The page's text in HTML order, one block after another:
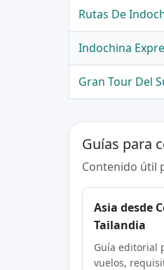
Rutas De
Indochina
Gran Tour Del
Guías para
Contenido útil
Asia desde
Tailandia
Guía editorial
vuelos,